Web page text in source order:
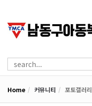
Home 커뮤니티 포토갤러리